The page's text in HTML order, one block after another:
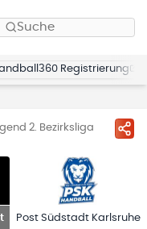
Suche
Registrierung
2. Bezirksliga
Post Südstadt Karlsruhe